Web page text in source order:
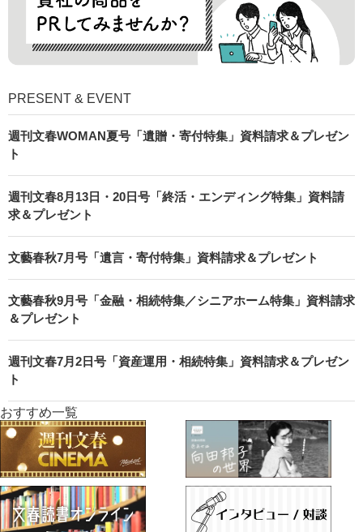
PRESENT & EVENT
週刊文春WOMAN夏号「遺贈・寄付特集」資料請求＆プレゼン
ト
週刊文春8月13日・20日号「終活・エンディング特集」資料請
求＆プレゼント
文藝春秋7月号「遺言・寄付特集」資料請求＆プレゼント
文藝春秋9月号「金融・相続特集／シニアホーム特集」資料請求
＆プレゼント
週刊文春7月2日号「資産運用・相続特集」資料請求＆プレゼン
ト
おすすめ一覧